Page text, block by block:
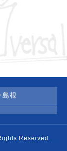
島根
Reserved.